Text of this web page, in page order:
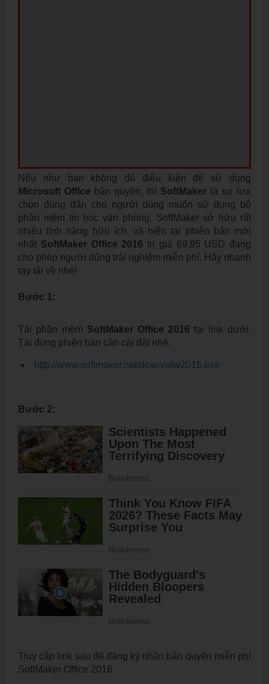
Nếu như bạn không đủ điều kiện để sử dụng
Microsoft Office
bản quyền, thì SoftMaker
là sự lựa
chọn đúng đắn cho người dùng muốn sử dụng bộ
phần mềm tin học văn phòng. SoftMaker sở hữu rất
nhiều tính năng hữu ích, và hiện tại phiên bản mới
nhất SoftMaker Office 2016 trị giá 69.95 USD đang
cho phép người dùng trải nghiệm miễn phí. Hãy nhanh
tay tải về nhé!
Bước 1:
Tải phần mềm SoftMaker Office 2016 tại link dưới.
Tải đúng phiên bản cần cài đặt nhé.
http://www.softmaker.net/down/ofw2016.exe
Bước 2:
Truy cập link sau để đăng ký nhận bản quyền miễn phí
SoftMaker Office 2016.